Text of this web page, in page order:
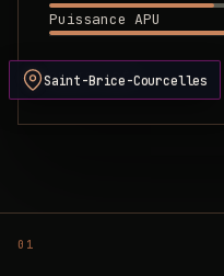
Puissance APU
DEVIS PRÊT
Saint-Brice-Courcelles